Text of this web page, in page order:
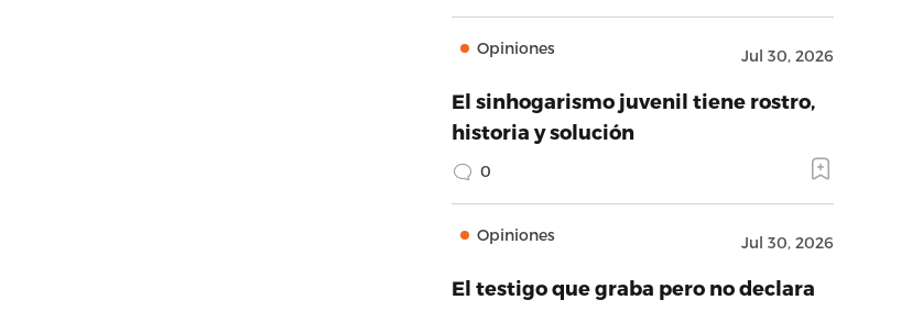
Opiniones Jul 30, 2026
El sinhogarismo juvenil tiene rostro,
historia y solución
0
Opiniones Jul 30, 2026
El testigo que graba pero no declara